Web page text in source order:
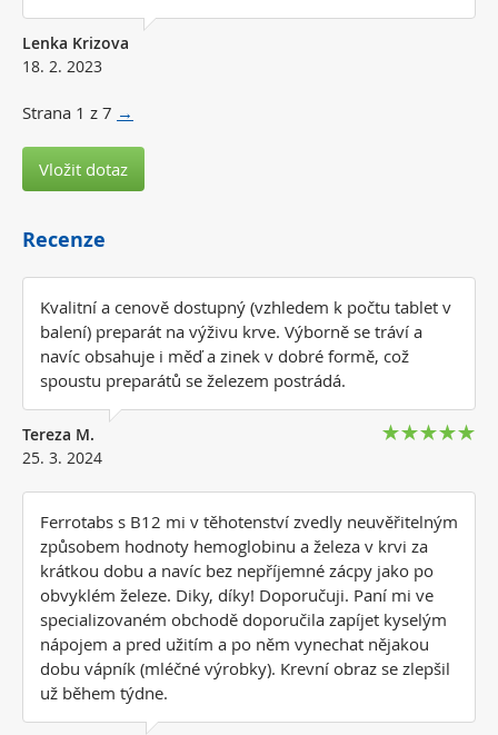
Lenka Krizova
18. 2. 2023
Strana 1 z 7 →
Vložit dotaz
Recenze
Kvalitní a cenově dostupný (vzhledem k počtu tablet v
balení) preparát na výživu krve. Výborně se tráví a
navíc obsahuje i měď a zinek v dobré formě, což
spoustu preparátů se železem postrádá.
Tereza M.
25. 3. 2024
Ferrotabs s B12 mi v těhotenství zvedly neuvěřitelným
způsobem hodnoty hemoglobinu a železa v krvi za
krátkou dobu a navíc bez nepříjemné zácpy jako po
obvyklém železe. Diky, díky! Doporučuji. Paní mi ve
specializovaném obchodě doporučila zapíjet kyselým
nápojem a pred užitím a po něm vynechat nějakou
dobu vápník (mléčné výrobky). Krevní obraz se zlepšil
už během týdne.